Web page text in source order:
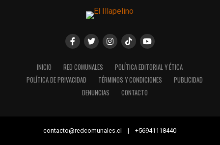
INICIO RED COMUNALES
POLÍTICA EDITORIAL Y ÉTICA
POLÍTICA DE PRIVACIDAD
TÉRMINOS Y CONDICIONES
PUBLICIDAD
DENUNCIAS
CONTACTO
contacto@redcomunales.cl | +56941118440